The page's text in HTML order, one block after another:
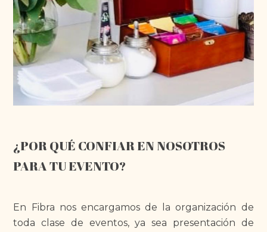
¿POR QUÉ CONFIAR EN NOSOTROS
PARA TU EVENTO?
En Fibra nos encargamos de la organización de
toda clase de eventos, ya sea presentación de